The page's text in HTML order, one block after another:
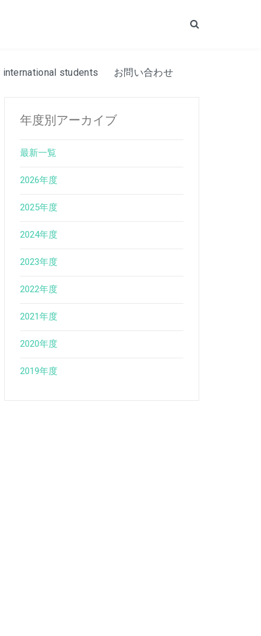
international students お問い合わせ
年度別アーカイブ
最新一覧
2026年度
2025年度
2024年度
2023年度
2022年度
2021年度
2020年度
2019年度